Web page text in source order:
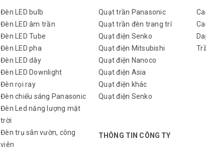
Đèn LED bulb
Đèn LED âm trần
Đèn LED Tube
Đèn LED pha
Đèn LED dây
Đèn LED Downlight
Đèn rọi ray
Đèn chiếu sáng Panasonic
Đèn Led năng lượng mặt
trời
Đèn trụ sân vườn, công
viên
Quạt trần Panasonic
Quạt trần đèn trang trí
Quạt điện Senko
Quạt điện Mitsubishi
Quạt điện Nanoco
Quạt điện Asia
Quạt điện khác
Quạt điện Senko
THÔNG TIN CÔNG TY